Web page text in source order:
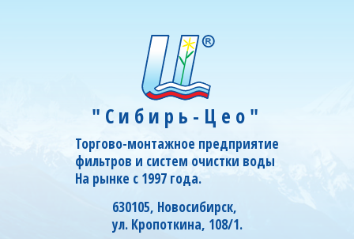
"Сибирь-Цео"
Торгово-монтажное предприятие
фильтров и систем очистки воды
На рынке с 1997 года.
630105, Новосибирск,
ул. Кропоткина, 108/1.